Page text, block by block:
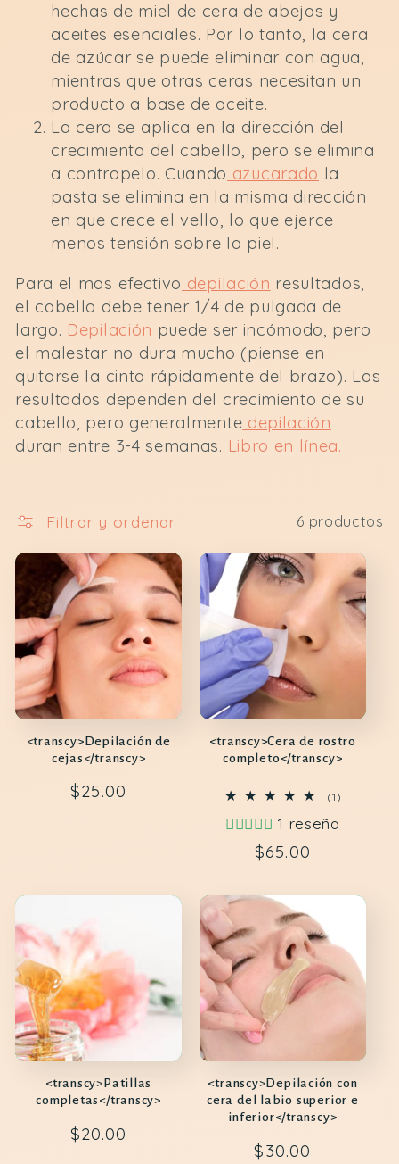
hechas de miel de cera de abejas y
aceites esenciales. Por lo tanto, la cera
de azúcar se puede eliminar con agua,
mientras que otras ceras necesitan un
producto a base de aceite.
La cera se aplica en la dirección del
crecimiento del cabello, pero se elimina
a contrapelo. Cuando azucarado la
pasta se elimina en la misma dirección
en que crece el vello, lo que ejerce
menos tensión sobre la piel.
Para el mas efectivo depilación resultados,
el cabello debe tener 1/4 de pulgada de
largo. Depilación puede ser incómodo, pero
el malestar no dura mucho (piense en
quitarse la cinta rápidamente del brazo). Los
resultados dependen del crecimiento de su
cabello, pero generalmente depilación
duran entre 3-4 semanas. Libro en línea.
Filtrar y ordenar 6 productos
<transcy>Depilación de
cejas</transcy>
Precio
$25.00
<transcy>Cera de rostro
completo</transcy>
(1)1
1 reseña
Precio
$65.00
<transcy>Patillas
completas</transcy>
Precio
$20.00
<transcy>Depilación con
cera del labio superior e
inferior</transcy>
Precio
$30.00